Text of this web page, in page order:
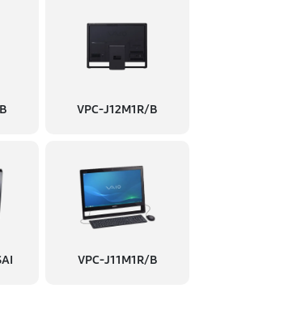
VPC-J12M1R/B
VPC-J11M1R/B